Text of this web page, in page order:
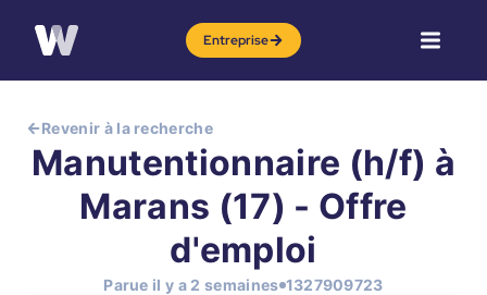
Entreprise
Revenir à la recherche
Manutentionnaire (h/f) à
Marans (17) - Offre
d'emploi
Parue il y a 2 semaines 1327909723